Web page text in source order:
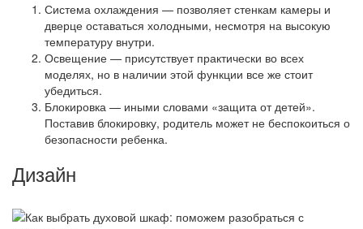
Система охлаждения — позволяет стенкам камеры и
дверце оставаться холодными, несмотря на высокую
температуру внутри.
Освещение — присутствует практически во всех
моделях, но в наличии этой функции все же стоит
убедиться.
Блокировка — иными словами «защита от детей».
Поставив блокировку, родитель может не беспокоиться о
безопасности ребенка.
Дизайн